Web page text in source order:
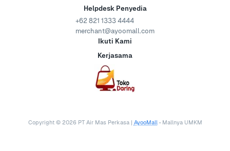
Helpdesk Penyedia
+62 821 1333 4444
merchant@ayoomall.com
Ikuti Kami
Kerjasama
Copyright © 2026 PT Air Mas Perkasa | AyooMall • Mallnya UMKM